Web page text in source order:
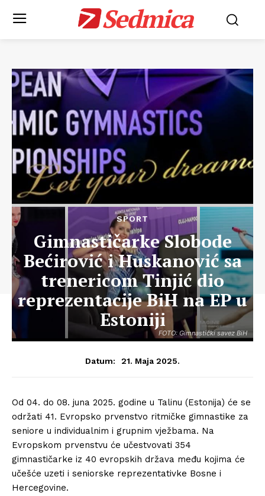
Sedmica
FOTO: Gimnastički savez BiH
SPORT
Gimnastičarke Slobode
Bećirović i Huskanović sa
trenericom Tinjić dio
reprezentacije BiH na EP u
Estoniji
Datum: 21. Maja 2025.
Od 04. do 08. juna 2025. godine u Talinu (Estonija) će se
održati 41. Evropsko prvenstvo ritmičke gimnastike za
seniore u individualnim i grupnim vježbama. Na
Evropskom prvenstvu će učestvovati 354
gimnastičarke iz 40 evropskih država među kojima će
učešće uzeti i seniorske reprezentativke Bosne i
Hercegovine.